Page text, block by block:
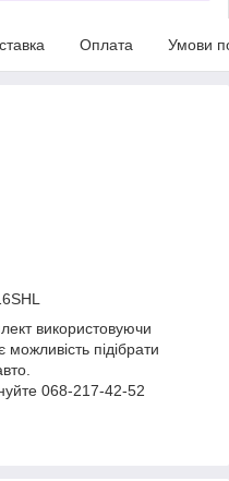
Оплата Умови
використовуючи
підібрати
068-217-42-52